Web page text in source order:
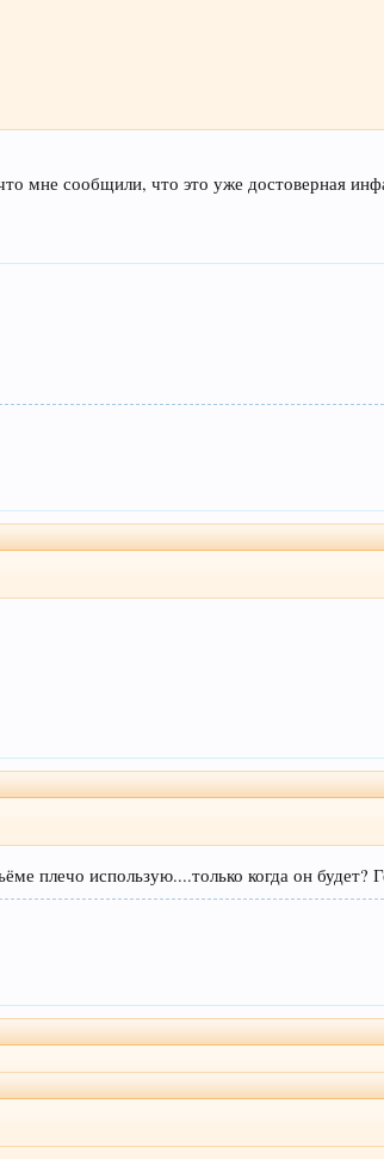
мне сообщили, что это уже достоверная
плечо использую....только когда он будет?